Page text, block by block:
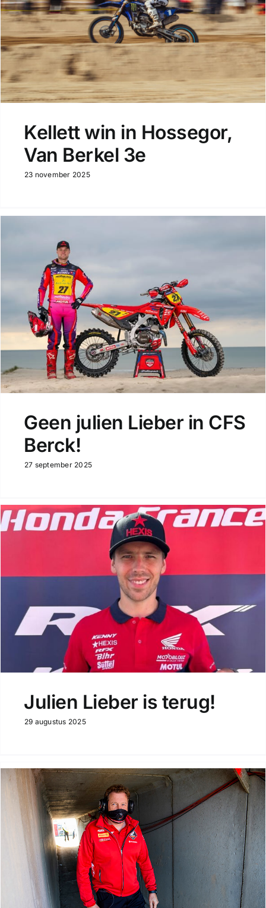
Kellett win in Hossegor,
Van Berkel 3e
23 november 2025
Geen julien Lieber in CFS
Berck!
27 september 2025
Julien Lieber is terug!
29 augustus 2025